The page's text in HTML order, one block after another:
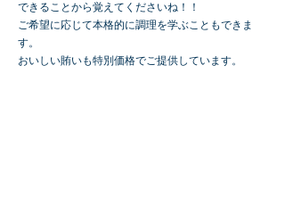
できることから覚えてくださいね！！
ご希望に応じて本格的に調理を学ぶこともできま
す。
​おいしい賄いも特別価格でご提供しています。